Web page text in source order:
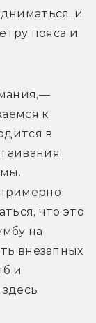
и
пояса и
к
в
что это
на
внезапных
и